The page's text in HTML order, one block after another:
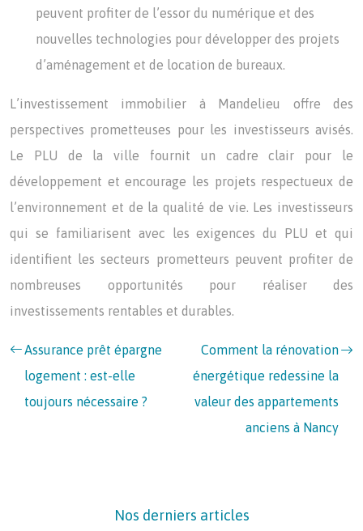
peuvent profiter de l’essor du numérique et des
nouvelles technologies pour développer des projets
d’aménagement et de location de bureaux.
L’investissement immobilier à Mandelieu offre des
perspectives prometteuses pour les investisseurs avisés.
Le PLU de la ville fournit un cadre clair pour le
développement et encourage les projets respectueux de
l’environnement et de la qualité de vie. Les investisseurs
qui se familiarisent avec les exigences du PLU et qui
identifient les secteurs prometteurs peuvent profiter de
nombreuses opportunités pour réaliser des
investissements rentables et durables.
Assurance prêt épargne
logement : est-elle
toujours nécessaire ?
Comment la rénovation
énergétique redessine la
valeur des appartements
anciens à Nancy
Nos derniers articles